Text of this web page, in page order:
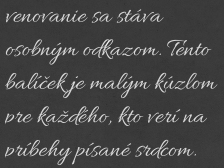
venovanie sa stáva
osobným odkazom. Tento
balíček je malým kúzlom
pre každého, kto verí na
príbehy písané srdcom.